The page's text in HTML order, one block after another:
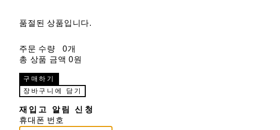
품절된 상품입니다.
주문 수량
0개
총 상품 금액 0원
구매하기
장바구니에 담기
재입고 알림 신청
휴대폰 번호